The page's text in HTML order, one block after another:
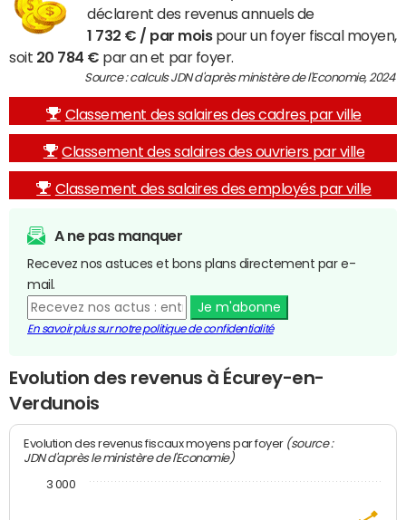
déclarent des revenus annuels de
1 732 € / par moispour un foyer fiscal moyen,
soit 20 784 € par an et par foyer.
Source : calculs JDN d'après ministère de l'Economie, 2024
Classement des salaires des cadres par ville
Classement des salaires des ouvriers par ville
Classement des salaires des employés par ville
A ne pas manquer
Recevez nos astuces et bons plans directement par e-
mail.
Je m'abonne
En savoir plus sur notre politique de confidentialité
Evolution des revenus à Écurey-en-
Verdunois
Evolution des revenus fiscaux moyens par foyer (source :
JDN d'après le ministère de l'Economie)
3 000